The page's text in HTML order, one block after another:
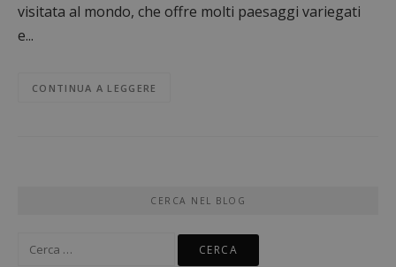
visitata al mondo, che offre molti paesaggi variegati
e...
CONTINUA A LEGGERE
CERCA NEL BLOG